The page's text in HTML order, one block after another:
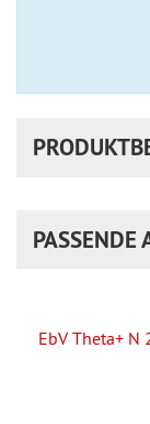
PASSENDE
EbV Theta+ N